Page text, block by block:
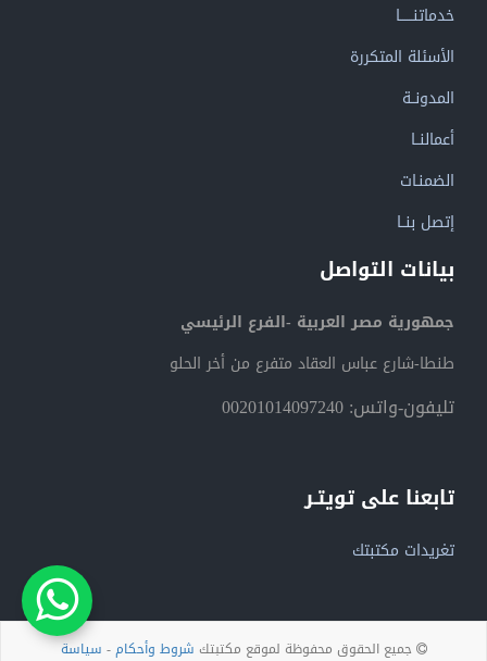
خدماتنــــــا
الأسئلة المتكررة
المدونــة
أعمالنــا
الضمنـات
إتصل بنــا
بيانات التواصل
جمهورية مصر العربية -الفرع الرئيسي
طنطا-شارع عباس العقاد متفرع من أخر الحلو
تليفون-واتس: 00201014097240
تابعنا على تويتـر
تغريدات مكتبتك
جميع الحقوق محفوظة لموقع مكتبتك شروط وأحكام- سياسة